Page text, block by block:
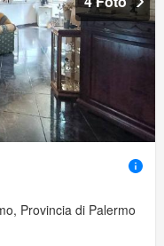
Provincia di Palermo